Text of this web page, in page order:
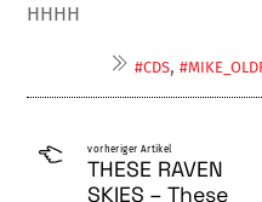
HHHH
#CDS,
vorheriger Artikel
THESE RAVEN
SKIES – These